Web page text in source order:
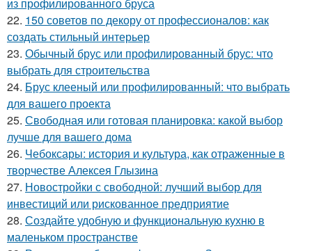
22. 150 советов по декору от профессионалов: как
создать стильный интерьер
23. Обычный брус или профилированный брус: что
выбрать для строительства
24. Брус клееный или профилированный: что выбрать
для вашего проекта
25. Свободная или готовая планировка: какой выбор
лучше для вашего дома
26. Чебоксары: история и культура, как отраженные в
творчестве Алексея Глызина
27. Новостройки с свободной: лучший выбор для
инвестиций или рискованное предприятие
28. Создайте удобную и функциональную кухню в
маленьком пространстве